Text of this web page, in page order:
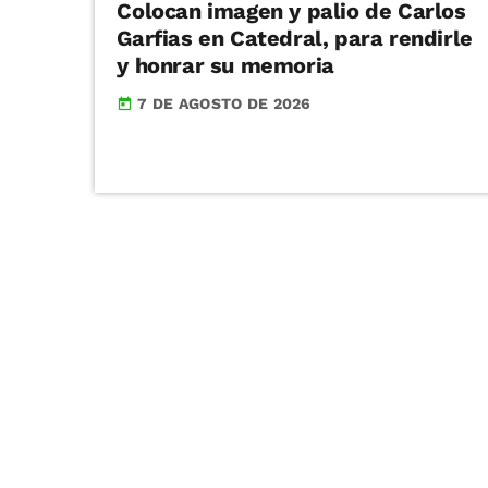
Colocan imagen y palio de Carlos
Garfias en Catedral, para rendirle
y honrar su memoria
today 7 DE AGOSTO DE 2026